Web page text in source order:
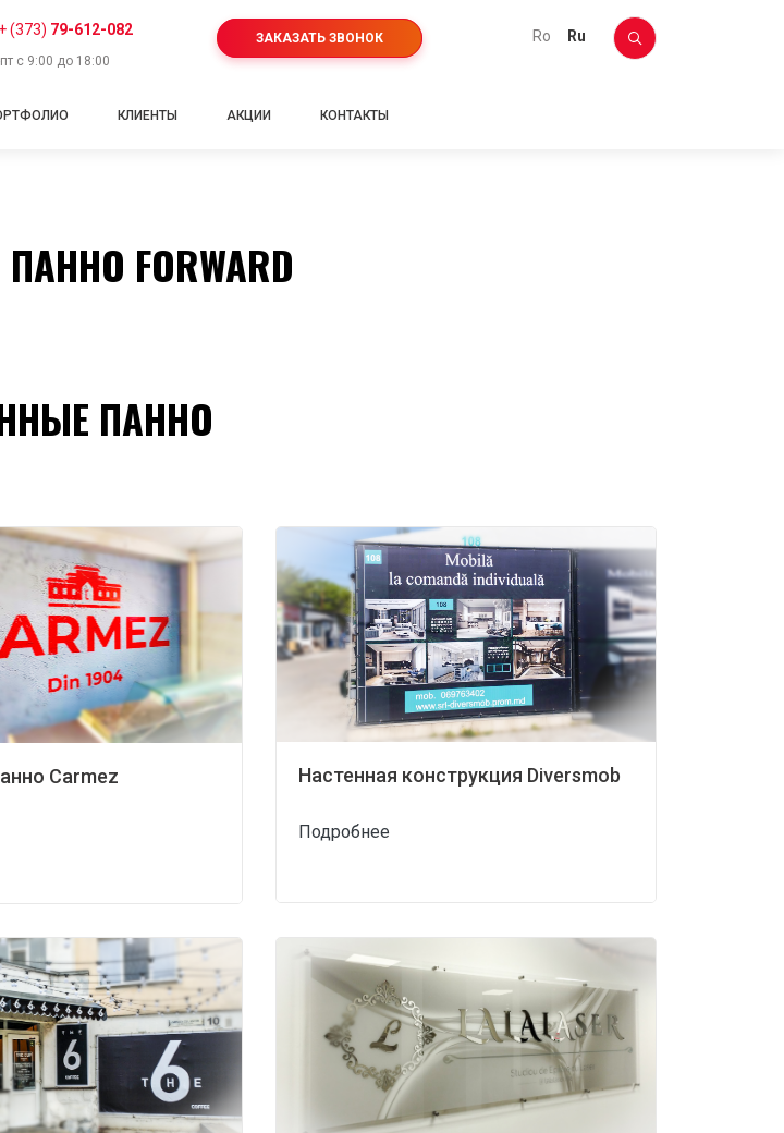
+ (373) 79-612-082
с 9:00 до 18:00
ЗАКАЗАТЬ ЗВОНОК ro ru
КЛИЕНТЫ АКЦИИ КОНТАКТЫ
FORWARD
ПАННО
Carmez Настенная конструкция Diversmob
Подробнее